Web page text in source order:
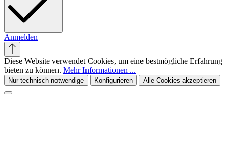
Anmelden
Diese Website verwendet Cookies, um eine bestmögliche Erfahrung
bieten zu können. Mehr Informationen ...
Nur technisch notwendige Konfigurieren Alle Cookies akzeptieren